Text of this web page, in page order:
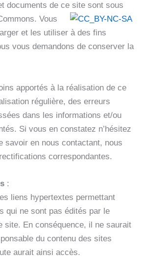
documents de ce site sont sous
Vous
et les utiliser à des fins
vous demandons de conserver la
apportés à la réalisation de ce
régulière, des erreurs
dans les informations et/ou
Si vous en constatez n’hésitez
savoir en nous contactant, nous
correspondantes.
:
liens hypertextes permettant
qui ne sont pas édités par le
site. En conséquence, il ne saurait
du contenu des sites
aurait ainsi accès.